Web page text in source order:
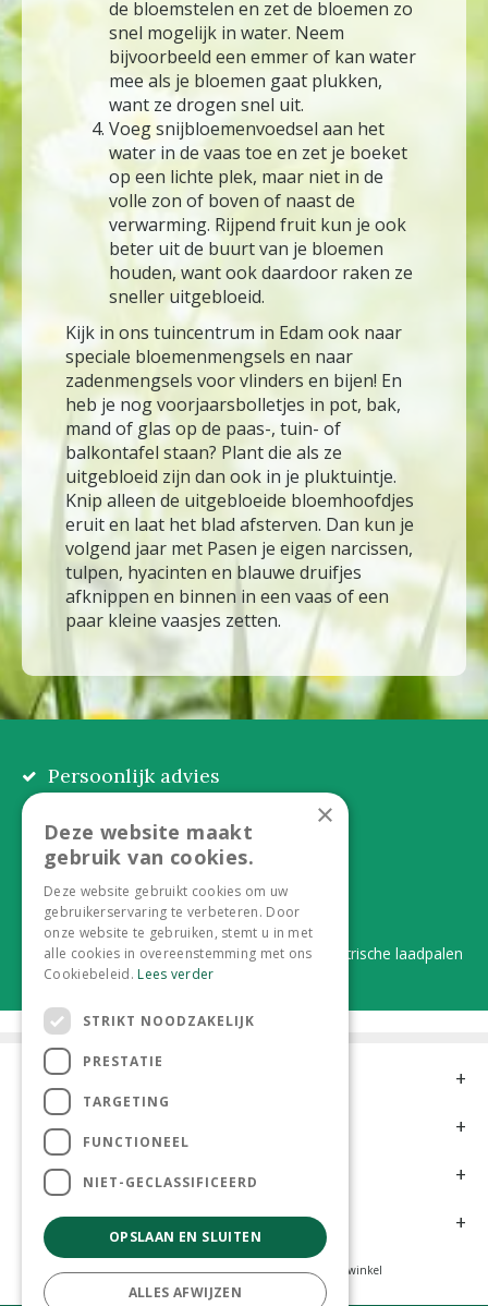
de bloemstelen en zet de bloemen zo
snel mogelijk in water. Neem
bijvoorbeeld een emmer of kan water
mee als je bloemen gaat plukken,
want ze drogen snel uit.
Voeg snijbloemenvoedsel aan het
water in de vaas toe en zet je boeket
op een lichte plek, maar niet in de
volle zon of boven of naast de
verwarming. Rijpend fruit kun je ook
beter uit de buurt van je bloemen
houden, want ook daardoor raken ze
sneller uitgebloeid.
Kijk in ons tuincentrum in Edam ook naar
speciale bloemenmengsels en naar
zadenmengsels voor vlinders en bijen! En
heb je nog voorjaarsbolletjes in pot, bak,
mand of glas op de paas-, tuin- of
balkontafel staan? Plant die als ze
uitgebloeid zijn dan ook in je pluktuintje.
Knip alleen de uitgebloeide bloemhoofdjes
eruit en laat het blad afsterven. Dan kun je
volgend jaar met Pasen je eigen narcissen,
tulpen, hyacinten en blauwe druifjes
afknippen en binnen in een vaas of een
paar kleine vaasjes zetten.
Persoonlijk advies
Alles onder één dak
Duurzaam en dorpsgemak
Lever je statiegeldflessen bij ons in én elektrische laadpalen
Contact
Openingstijden
Meer informatie
Klantervaringen
Tuincentrum Hoveniers Kamerplanten Dierenwinkel
×
Deze website maakt
gebruik van cookies.
Deze website gebruikt cookies om uw
gebruikerservaring te verbeteren. Door
onze website te gebruiken, stemt u in met
alle cookies in overeenstemming met ons
Cookiebeleid. Lees verder
STRIKT NOODZAKELIJK
PRESTATIE
TARGETING
FUNCTIONEEL
NIET-GECLASSIFICEERD
OPSLAAN EN SLUITEN
ALLES AFWIJZEN